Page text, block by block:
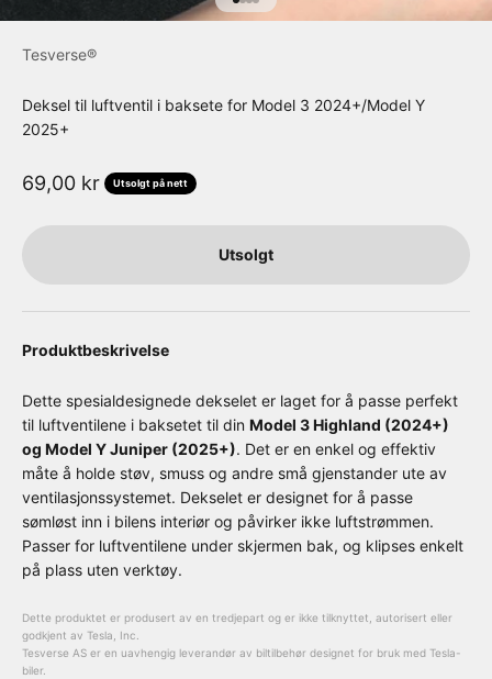
Gå til element 1
Gå til element 2
Gå til element 3
Gå til element 4
Tesverse®
Deksel til luftventil i baksete for Model 3 2024+/Model Y
2025+
Salgspris
69,00 kr Utsolgt på nett
Utsolgt
Produktbeskrivelse
Dette spesialdesignede dekselet er laget for å passe perfekt
til luftventilene i baksetet til din Model 3 Highland (2024+)
og Model Y Juniper (2025+). Det er en enkel og effektiv
måte å holde støv, smuss og andre små gjenstander ute av
ventilasjonssystemet. Dekselet er designet for å passe
sømløst inn i bilens interiør og påvirker ikke luftstrømmen.
Passer for luftventilene under skjermen bak, og klipses enkelt
på plass uten verktøy.
Dette produktet er produsert av en tredjepart og er ikke tilknyttet, autorisert eller
godkjent av Tesla, Inc.
Tesverse AS er en uavhengig leverandør av biltilbehør designet for bruk med Tesla-
biler.